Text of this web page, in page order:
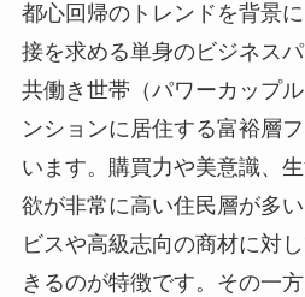
都心回帰のトレンドを背景
接を求める単身のビジネス
共働き世帯（パワーカップ
ンションに居住する富裕層
います。購買力や美意識、
欲が非常に高い住民層が多
ビスや高級志向の商材に対
きるのが特徴です。その一